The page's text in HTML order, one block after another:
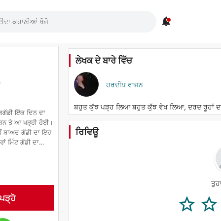

ਇੱਕ ਦਿਨ ਦਾ
ਤੇ ਆ ਖੜ੍ਹੀ ਹੋਈ।
ਗੱਡੀ ਦਾ ਇਹ
ਮਿੰਟ ਗੱਡੀ ਦਾ
ਲੇਖਕ ਦੇ ਬਾਰੇ ਵਿੱਚ
ਹਰਦੀਪ ਰਾਜਨ
ਬਹੁਤ ਕੁੱਝ ਪੜ੍ਹ ਲਿਆ ਬਹੁਤ ਕੁੱਝ ਵੇਖ ਲਿਆ, ਦਰਦ ਰੂਹਾਂ
ਰਿਵਿਊ